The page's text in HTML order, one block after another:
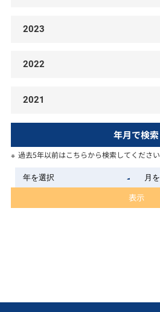
2023
2022
2021
年月で検索
過去5年以前はこちらから検索してください
表示